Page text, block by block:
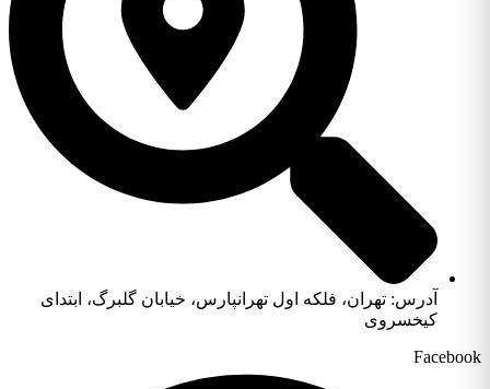
آدرس: تهران، فلکه اول تهرانپارس، خیابان گلبرگ، ابتدای
کیخسروی